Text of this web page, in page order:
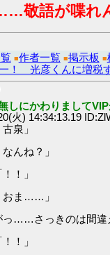
敬語が喋れ
■作者一覧 ■掲示板 ■
！ 光彦くんに増税
しにかわりましてVIP
火) 14:34:13.19
泉」
んね？」
！」
おま……」
っ……さっきのは間違
！」